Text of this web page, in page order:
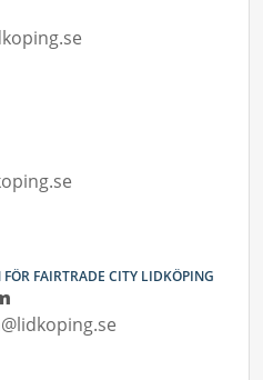
FAIRTRADE CITY LIDKÖPING